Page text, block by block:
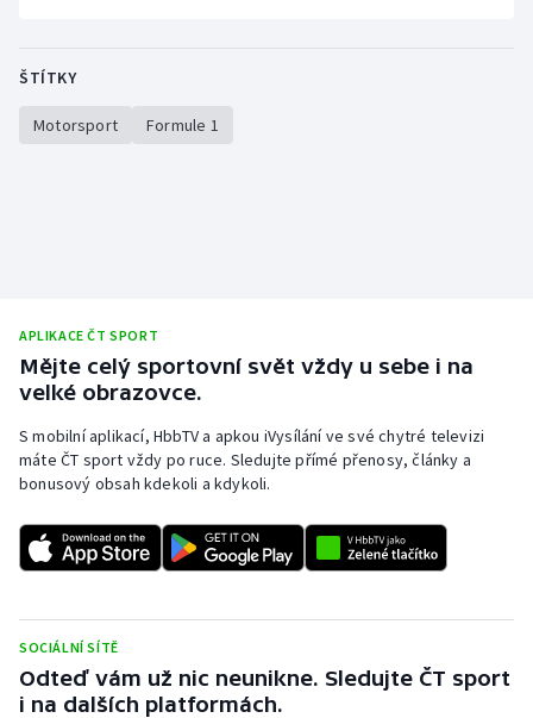
Short track
Sportovní střelba
Stolní tenis
Triatlon
Veslování
Vodní slalom
Volejbal
ŠTÍTKY
Motorsport Formule 1
APLIKACE ČT SPORT
Mějte celý sportovní svět vždy u sebe i na
velké obrazovce.
S mobilní aplikací, HbbTV a apkou iVysílání ve své chytré televizi
máte ČT sport vždy po ruce. Sledujte přímé přenosy, články a
bonusový obsah kdekoli a kdykoli.
SOCIÁLNÍ SÍTĚ
Odteď vám už nic neunikne. Sledujte ČT sport
i na dalších platformách.